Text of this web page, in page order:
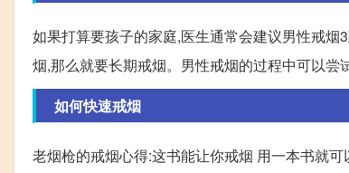
如果打算要孩子的家庭,医生通常会建议男性戒
烟,那么就要长期戒烟。男性戒烟的过程中可以尝
如何快速戒烟
老烟枪的戒烟心得:这书能让你戒烟 用一本书就